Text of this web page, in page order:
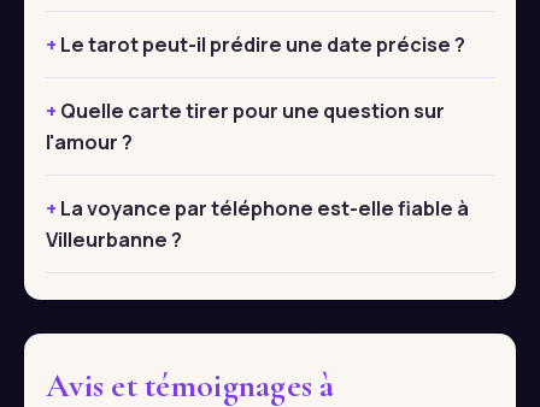
Le tarot peut-il prédire une date précise ?
Quelle carte tirer pour une question sur
l'amour ?
La voyance par téléphone est-elle fiable à
Villeurbanne ?
Avis et témoignages à